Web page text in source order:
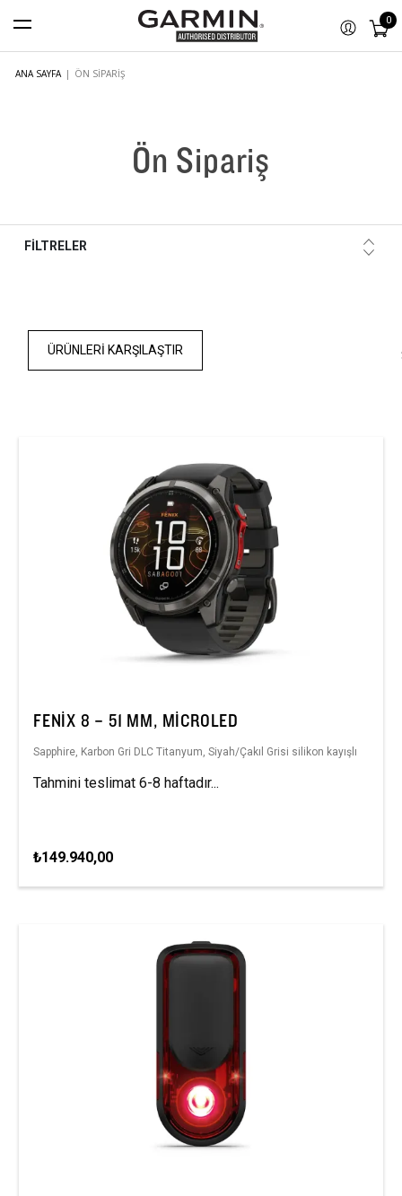
0
ANA SAYFA | ÖN SIPARIŞ
Ön Sipariş
FİLTRELER
ÜRÜNLERI KARŞILAŞTIR
FENIX 8 – 51 MM, MICROLED
Sapphire, Karbon Gri DLC Titanyum, Siyah/Çakıl Grisi silikon kayışlı
Tahmini teslimat 6-8 haftadır...
₺149.940,00